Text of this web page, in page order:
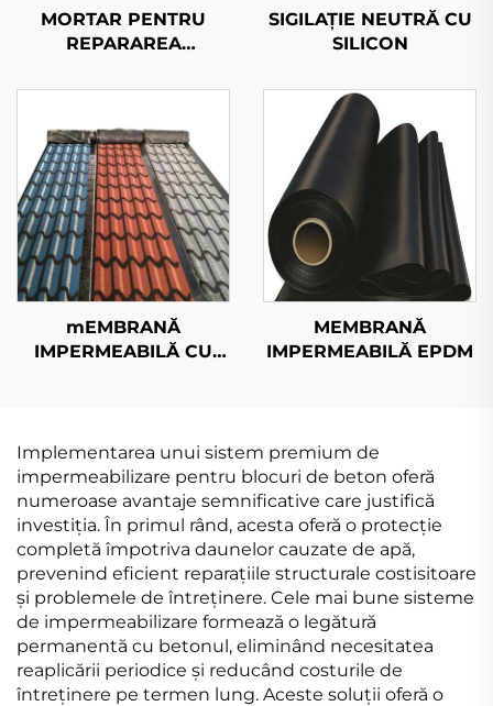
MORTAR PENTRU
REPARAREA
SIGILAȚIE NEUTRĂ CU
SILICON
mEMBRANĂ
IMPERMEABILĂ CU
MEMBRANĂ
IMPERMEABILĂ EPDM
Implementarea unui sistem premium de
impermeabilizare pentru blocuri de beton oferă
numeroase avantaje semnificative care justifică
investiția. În primul rând, acesta oferă o protecție
completă împotriva daunelor cauzate de apă,
prevenind eficient reparațiile structurale costisitoare
și problemele de întreținere. Cele mai bune sisteme
de impermeabilizare formează o legătură
permanentă cu betonul, eliminând necesitatea
reaplicării periodice și reducând costurile de
întreținere pe termen lung. Aceste soluții oferă o